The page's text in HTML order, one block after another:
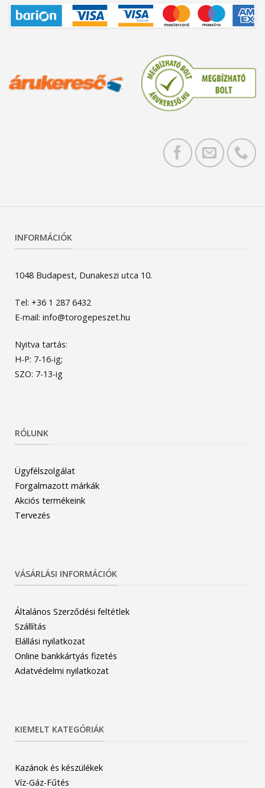
INFORMÁCIÓK
1048 Budapest, Dunakeszi utca 10.
Tel: +36 1 287 6432
E-mail: info@torogepeszet.hu
Nyitva tartás:
H-P: 7-16-ig;
SZO: 7-13-ig
RÓLUNK
Ügyfélszolgálat
Forgalmazott márkák
Akciós termékeink
Tervezés
VÁSÁRLÁSI INFORMÁCIÓK
Általános Szerződési feltétlek
Szállítás
Elállási nyilatkozat
Online bankkártyás fizetés
Adatvédelmi nyilatkozat
KIEMELT KATEGÓRIÁK
Kazánok és készülékek
Víz-Gáz-Fűtés